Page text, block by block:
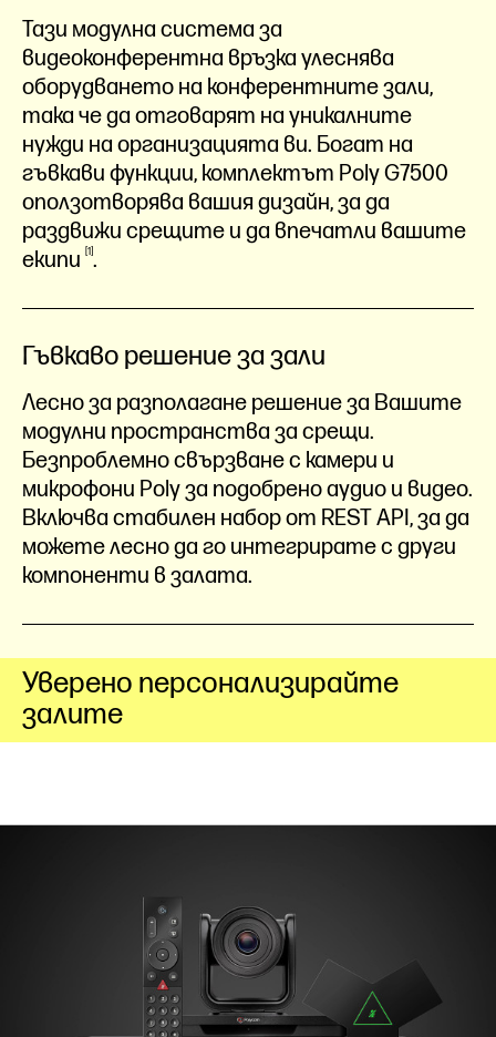
Тази модулна система за
видеоконферентна връзка улеснява
оборудването на конферентните зали,
така че да отговарят на уникалните
нужди на организацията ви. Богат на
гъвкави функции, комплектът Poly G7500
оползотворява вашия дизайн, за да
раздвижи срещите и да впечатли вашите
екипи
1 .
Гъвкаво решение за зали
Лесно за разполагане решение за Вашите
модулни пространства за срещи.
Безпроблемно свързване с камери и
микрофони Poly за подобрено аудио и видео.
Включва стабилен набор от REST API, за да
можете лесно да го интегрирате с други
компоненти в залата.
Уверено персонализирайте
залите